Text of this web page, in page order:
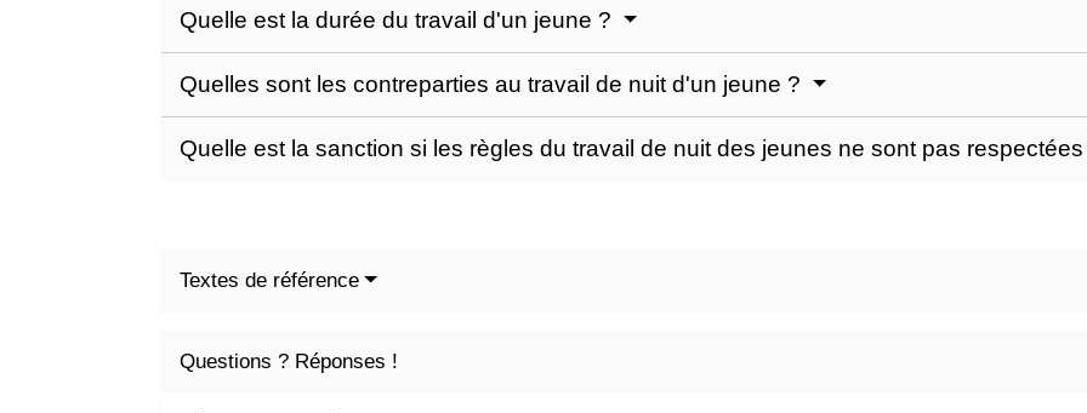
Quelle est la durée du travail d'un jeune ?
Quelles sont les contreparties au travail de nuit d'un jeune ?
Quelle est la sanction si les règles du travail de nuit des jeunes ne sont pas
Textes de référence
Questions ? Réponses !